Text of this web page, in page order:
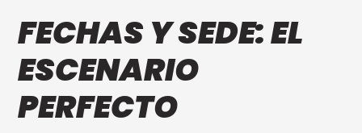
FECHAS Y SEDE: EL
ESCENARIO
PERFECTO